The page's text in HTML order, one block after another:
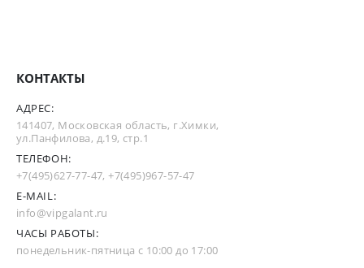
КОНТАКТЫ
АДРЕС:
141407, Московская область, г.Химки,
ул.Панфилова, д.19, стр.1
ТЕЛЕФОН:
+7(495)627-77-47,+7(495)967-57-47
E-MAIL:
info@vipgalant.ru
ЧАСЫ РАБОТЫ:
понедельник-пятница с 10:00 до 17:00